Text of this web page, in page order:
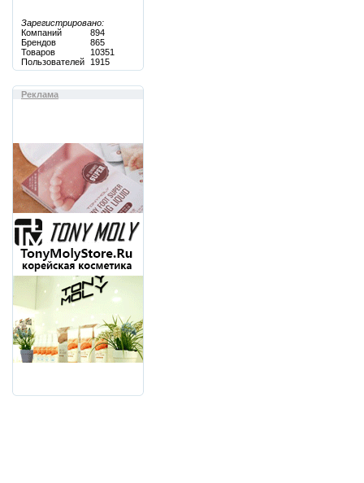
Зарегистрировано:
Компаний
894
Брендов
865
Товаров
10351
Пользователей
1915
Реклама